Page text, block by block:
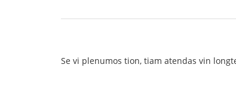
Se vi plenumos tion, tiam atendas vin